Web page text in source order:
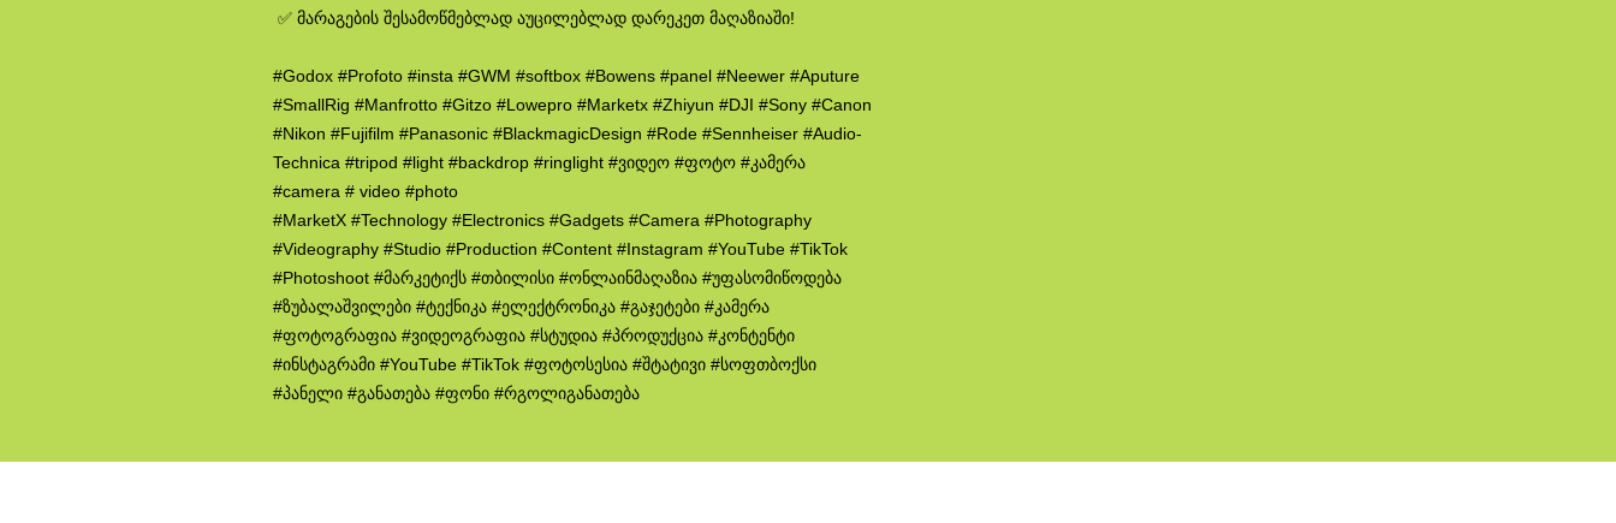
✅ მარაგების შესამოწმებლად აუცილებლად დარეკეთ მაღაზიაში!
#Godox #Profoto #insta #GWM #softbox #Bowens #panel #Neewer #Aputure
#SmallRig #Manfrotto #Gitzo #Lowepro #Marketx #Zhiyun #DJI #Sony #Canon
#Nikon #Fujifilm #Panasonic #BlackmagicDesign #Rode #Sennheiser #Audio-
Technica #tripod #light #backdrop #ringlight #ვიდეო #ფოტო #კამერა
#camera # video #photo
#MarketX #Technology #Electronics #Gadgets #Camera #Photography
#Videography #Studio #Production #Content #Instagram #YouTube #TikTok
#Photoshoot #მარკეტიქს #თბილისი #ონლაინმაღაზია #უფასომიწოდება
#ზუბალაშვილები #ტექნიკა #ელექტრონიკა #გაჯეტები #კამერა
#ფოტოგრაფია #ვიდეოგრაფია #სტუდია #პროდუქცია #კონტენტი
#ინსტაგრამი #YouTube #TikTok #ფოტოსესია #შტატივი #სოფთბოქსი
#პანელი #განათება #ფონი #რგოლიგანათება